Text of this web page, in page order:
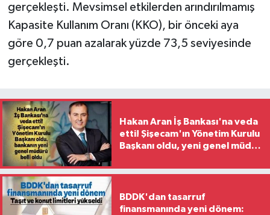
gerçekleşti. Mevsimsel etkilerden arındırılmamış
Kapasite Kullanım Oranı (KKO), bir önceki aya
göre 0,7 puan azalarak yüzde 73,5 seviyesinde
gerçekleşti.
Hakan Aran İş Bankası'na veda
etti! Şişecam'ın Yönetim Kurulu
Başkanı oldu, yeni genel müdür
BDDK'dan tasarruf
finansmanında yeni dönem: